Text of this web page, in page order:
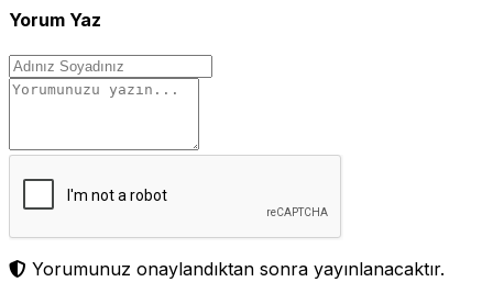
Yorum Yaz
Yorumunuz onaylandıktan sonra yayınlanacaktır.